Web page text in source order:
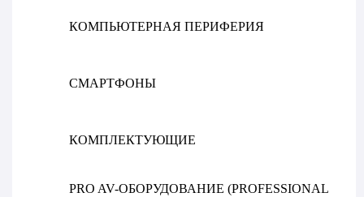
КОМПЬЮТЕРНАЯ ПЕРИФЕРИЯ
СМАРТФОНЫ
КОМПЛЕКТУЮЩИЕ
PRO AV-ОБОРУДОВАНИЕ (PROFESSIONAL